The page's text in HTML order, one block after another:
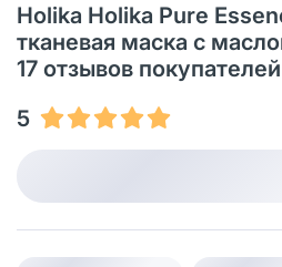
Holika Holika Pure
тканевая маска с
17 отзывов
5